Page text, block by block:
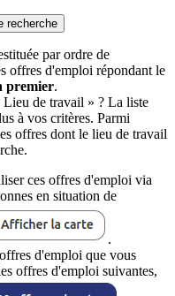
recherche
par ordre de
offres d'emploi répondant le
premier.
Lieu de travail » ? La liste
à vos critères. Parmi
offres dont le lieu de travail
ces offres d'emploi via
en situation de
.
d'emploi que vous
offres d'emploi suivantes,